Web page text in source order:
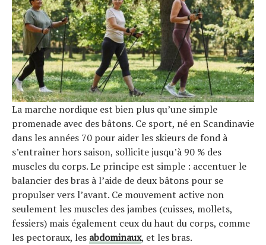
La marche nordique est bien plus qu’une simple
promenade avec des bâtons. Ce sport, né en Scandinavie
dans les années 70 pour aider les skieurs de fond à
s’entraîner hors saison, sollicite jusqu’à 90 % des
muscles du corps. Le principe est simple : accentuer le
balancier des bras à l’aide de deux bâtons pour se
propulser vers l’avant. Ce mouvement active non
seulement les muscles des jambes (cuisses, mollets,
fessiers) mais également ceux du haut du corps, comme
les pectoraux, les abdominaux, et les bras.